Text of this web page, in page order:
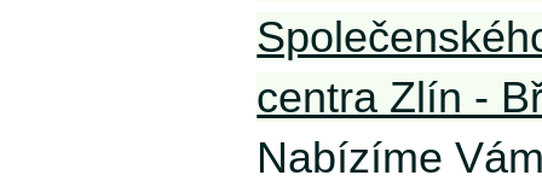
centra Zlín -
Nabízíme